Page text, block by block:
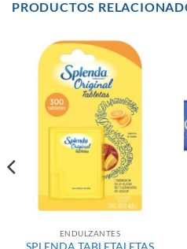
PRODUCTOS
ENDULZANTES